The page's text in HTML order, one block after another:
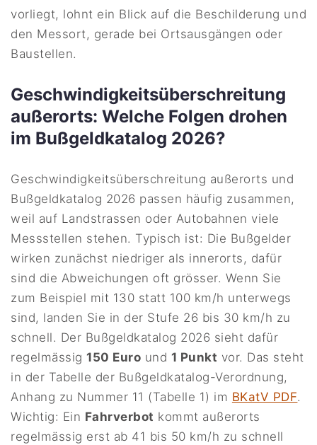
vorliegt, lohnt ein Blick auf die Beschilderung und
den Messort, gerade bei Ortsausgängen oder
Baustellen.
Geschwindigkeitsüberschreitung
außerorts: Welche Folgen drohen
im Bußgeldkatalog 2026?
Geschwindigkeitsüberschreitung außerorts und
Bußgeldkatalog 2026 passen häufig zusammen,
weil auf Landstrassen oder Autobahnen viele
Messstellen stehen. Typisch ist: Die Bußgelder
wirken zunächst niedriger als innerorts, dafür
sind die Abweichungen oft grösser. Wenn Sie
zum Beispiel mit 130 statt 100 km/h unterwegs
sind, landen Sie in der Stufe 26 bis 30 km/h zu
schnell. Der Bußgeldkatalog 2026 sieht dafür
regelmässig150 Euro und 1 Punkt vor. Das steht
in der Tabelle der Bußgeldkatalog-Verordnung,
Anhang zu Nummer 11 (Tabelle 1) im BKatV PDF.
Wichtig: Ein Fahrverbot kommt außerorts
regelmässig erst ab 41 bis 50 km/h zu schnell